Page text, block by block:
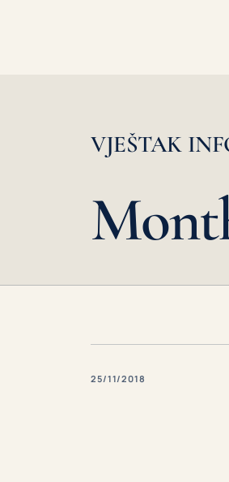
VJEŠTAK
25/11/2018